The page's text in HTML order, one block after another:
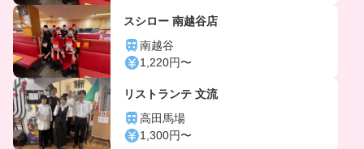
スシロー 南越谷店
南越谷
1,220円〜
リストランテ 文流
高田馬場
1,300円〜